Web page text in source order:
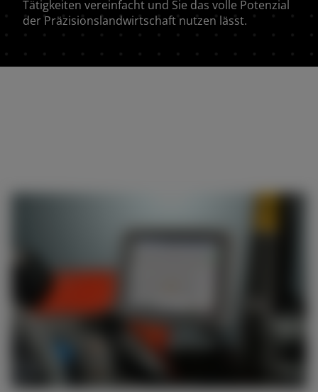
Tätigkeiten vereinfacht und Sie das volle Potenzial
der Präzisionslandwirtschaft nutzen lässt.